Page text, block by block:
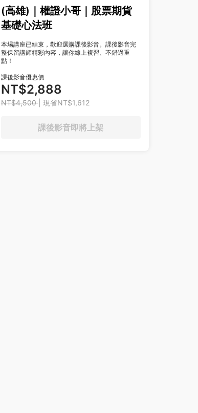
(高雄)｜權證小哥｜股票期貨
基礎心法班
本場講座已結束，歡迎選購課後影音。課後影音完
整保留講師精彩內容，讓你線上複習、不錯過重
點！
課後影音優惠價
NT$2,888
NT$4,500| 現省NT$1,612
課後影音即將上架